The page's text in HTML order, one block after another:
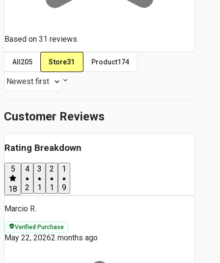
Based on 31 reviews
All 205 Store31 Product174
Customer Reviews
Rating Breakdown
5
18
4
2
3
1
2
1
1
9
Marcio R.
Verified Purchase
May 22, 20262 months ago